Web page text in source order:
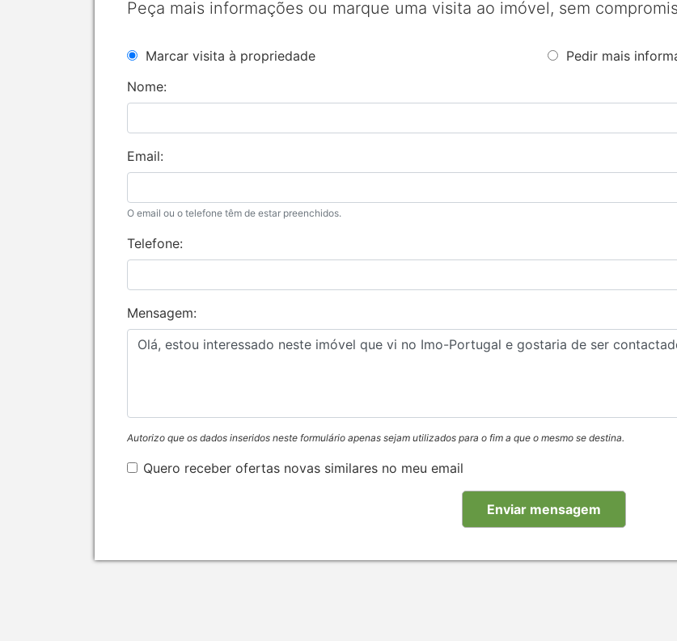
Peça mais informações ou marque uma visita ao imóvel, sem
Marcar visita à propriedade
Pedir mais
Nome:
Email:
O email ou o telefone têm de estar preenchidos.
Telefone:
Mensagem:
Autorizo que os dados inseridos neste formulário apenas sejam utilizados para o fim a que o mesmo se destina.
Quero receber ofertas novas similares no meu email